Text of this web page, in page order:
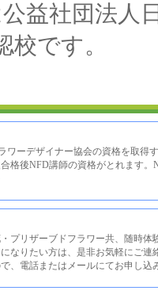
益社団法人
校です。
ワーデザイナー協会の資格を取得
格後NFD講師の資格がとれます。
プリザーブドフラワー共、随時体
なりたい方は、是非お気軽にご連
、電話またはメールにてお申し込